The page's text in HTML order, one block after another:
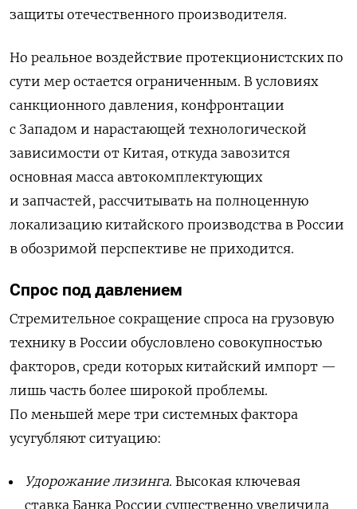
защиты отечественного производителя.
Но реальное воздействие протекционистских по
сути мер остается ограниченным. В условиях
санкционного давления, конфронтации
с Западом и нарастающей технологической
зависимости от Китая, откуда завозится
основная масса автокомплектующих
и запчастей, рассчитывать на полноценную
локализацию китайского производства в России
в обозримой перспективе не приходится.
Спрос под давлением
Стремительное сокращение спроса на грузовую
технику в России обусловлено совокупностью
факторов, среди которых китайский импорт —
лишь часть более широкой проблемы.
По меньшей мере три системных фактора
усугубляют ситуацию:
Удорожание лизинга. Высокая ключевая
ставка Банка России существенно увеличила